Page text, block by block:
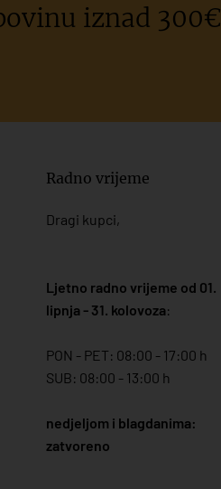
iznad 300€
Radno vrijeme
Dragi kupci,
Ljetno radno vrijeme od 01.
lipnja - 31. kolovoza:
PON - PET: 08:00 - 17:00 h
SUB: 08:00 - 13:00 h
nedjeljom i blagdanima:
zatvoreno